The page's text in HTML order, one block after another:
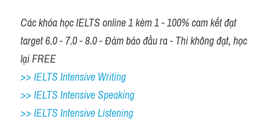
Các khóa học IELTS online 1 kèm 1 - 100% cam kết đạt
target 6.0 - 7.0 - 8.0 - Đảm bảo đầu ra - Thi không đạt, học
lại FREE
>> IELTS Intensive Writing
>> IELTS Intensive Speaking
>> IELTS Intensive Listening